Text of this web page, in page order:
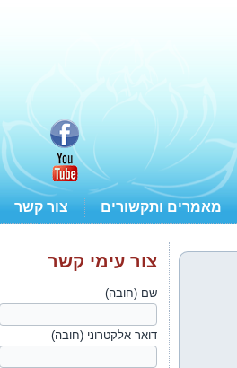
מאמרים ותקשורים צור קשר
צור עימי קשר
שם (חובה)
דואר אלקטרוני (חובה)